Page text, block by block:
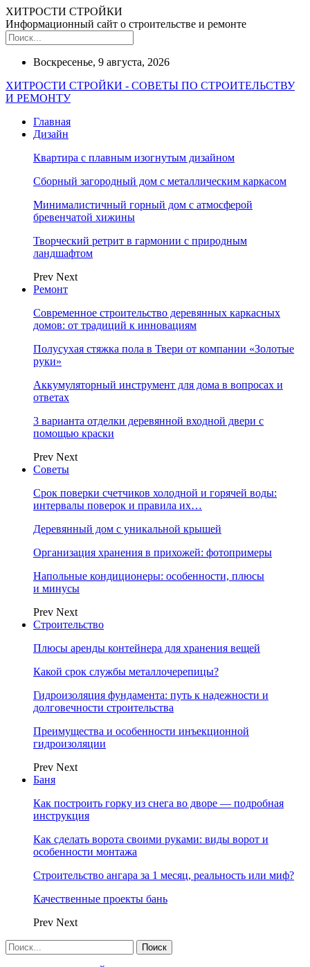
ХИТРОСТИ СТРОЙКИ
Информационный сайт о строительстве и ремонте
Воскресенье, 9 августа, 2026
ХИТРОСТИ СТРОЙКИ - СОВЕТЫ ПО СТРОИТЕЛЬСТВУ
И РЕМОНТУ
Главная
Дизайн
Квартира с плавным изогнутым дизайном
Сборный загородный дом с металлическим каркасом
Минималистичный горный дом с атмосферой
бревенчатой хижины
Творческий ретрит в гармонии с природным
ландшафтом
Prev Next
Ремонт
Современное строительство деревянных каркасных
домов: от традиций к инновациям
Полусухая стяжка пола в Твери от компании «Золотые
руки»
Аккумуляторный инструмент для дома в вопросах и
ответах
3 варианта отделки деревянной входной двери с
помощью краски
Prev Next
Советы
Срок поверки счетчиков холодной и горячей воды:
интервалы поверок и правила их…
Деревянный дом с уникальной крышей
Организация хранения в прихожей: фотопримеры
Напольные кондиционеры: особенности, плюсы
и минусы
Prev Next
Строительство
Плюсы аренды контейнера для хранения вещей
Какой срок службы металлочерепицы?
Гидроизоляция фундамента: путь к надежности и
долговечности строительства
Преимущества и особенности инъекционной
гидроизоляции
Prev Next
Баня
Как построить горку из снега во дворе — подробная
инструкция
Как сделать ворота своими руками: виды ворот и
особенности монтажа
Строительство ангара за 1 месяц, реальность или миф?
Качественные проекты бань
Prev Next